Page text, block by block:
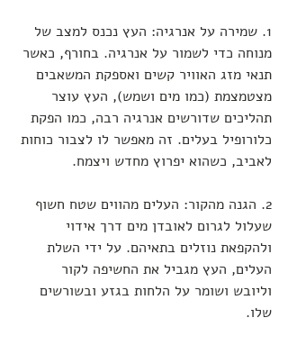
1. שמירה על אנרגיה: העץ נכנס למצב של
מנוחה כדי לשמור על אנרגיה. בחורף, כאשר
תנאי מזג האוויר קשים ואספקת המשאבים
מצטמצמת (כמו מים ושמש), העץ עוצר
תהליכים שדורשים אנרגיה רבה, כמו הפקת
כלורופיל בעלים. זה מאפשר לו לצבור כוחות
לאביב, כשהוא יפרוץ מחדש ויצמח.
2. הגנה מהקור: העלים מהווים שטח חשוף
שעלול לגרום לאובדן מים דרך אידוי
ולהקפאת נוזלים בתאיהם. על ידי השלת
העלים, העץ מגביל את החשיפה לקור
וליובש ושומר על הלחות בגזע ובשורשים
שלו.